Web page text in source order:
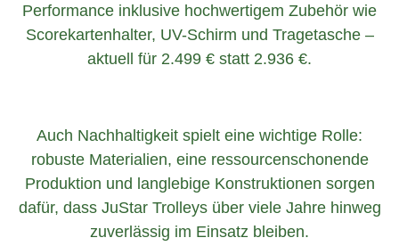
Performance inklusive hochwertigem Zubehör wie
Scorekartenhalter, UV-Schirm und Tragetasche –
aktuell für 2.499 € statt 2.936 €.
Auch Nachhaltigkeit spielt eine wichtige Rolle:
robuste Materialien, eine ressourcenschonende
Produktion und langlebige Konstruktionen sorgen
dafür, dass JuStar Trolleys über viele Jahre hinweg
zuverlässig im Einsatz bleiben.